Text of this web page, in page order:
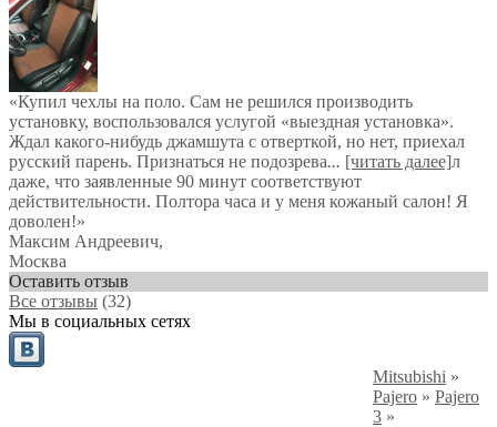
«Купил чехлы на поло. Сам не решился производить
установку, воспользовался услугой «выездная установка».
Ждал какого-нибудь джамшута с отверткой, но нет, приехал
русский парень. Признаться не подозрева... [читать далее]л
даже, что заявленные 90 минут соответствуют
действительности. Полтора часа и у меня кожаный салон! Я
доволен!»
Максим Андреевич,
Москва
Оставить отзыв
Все отзывы (32)
Мы в социальных сетях
Mitsubishi »
Pajero » Pajero
3 »